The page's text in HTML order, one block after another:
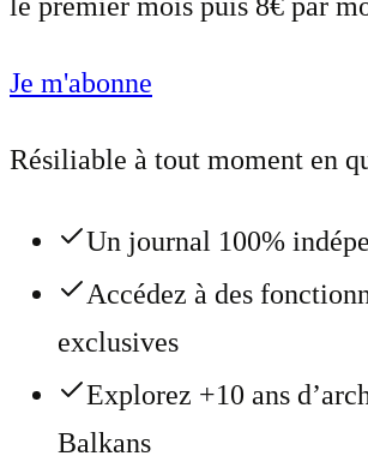
le premier mois puis 8€ par
Je m'abonne
Résiliable à tout moment en
Un journal 100%
Accédez à des
exclusives
Explorez +10 ans
Balkans